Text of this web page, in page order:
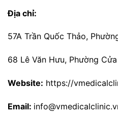
Địa chỉ:
57A Trần Quốc Thảo,
68 Lê Văn Hưu, Phường
Website: https://
Email: